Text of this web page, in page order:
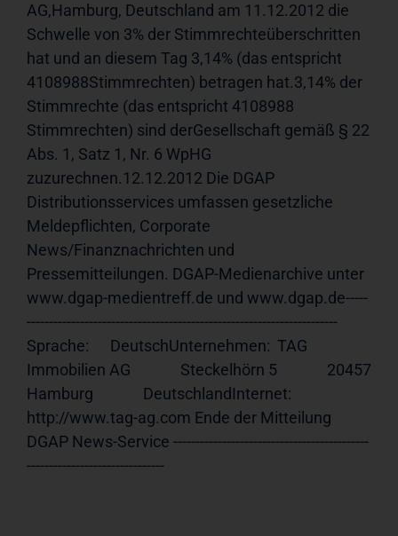
AG,Hamburg, Deutschland am 11.12.2012 die
Schwelle von 3% der Stimmrechteüberschritten
hat und an diesem Tag 3,14% (das entspricht
4108988Stimmrechten) betragen hat.3,14% der
Stimmrechte (das entspricht 4108988
Stimmrechten) sind derGesellschaft gemäß § 22
Abs. 1, Satz 1, Nr. 6 WpHG
zuzurechnen.12.12.2012 Die DGAP
Distributionsservices umfassen gesetzliche
Meldepflichten, Corporate
News/Finanznachrichten und
Pressemitteilungen. DGAP-Medienarchive unter
www.dgap-medientreff.de und www.dgap.de-----
----------------------------------------------------------------------
Sprache:      DeutschUnternehmen:  TAG
Immobilien AG              Steckelhörn 5              20457
Hamburg              DeutschlandInternet:
http://www.tag-ag.com Ende der Mitteilung
DGAP News-Service --------------------------------------------
-------------------------------